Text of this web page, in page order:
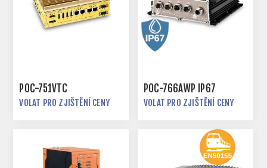
POC-751VTC
VOLAT PRO ZJIŠTĚNÍ CENY
POC-766AWP IP67
VOLAT PRO ZJIŠTĚNÍ CENY